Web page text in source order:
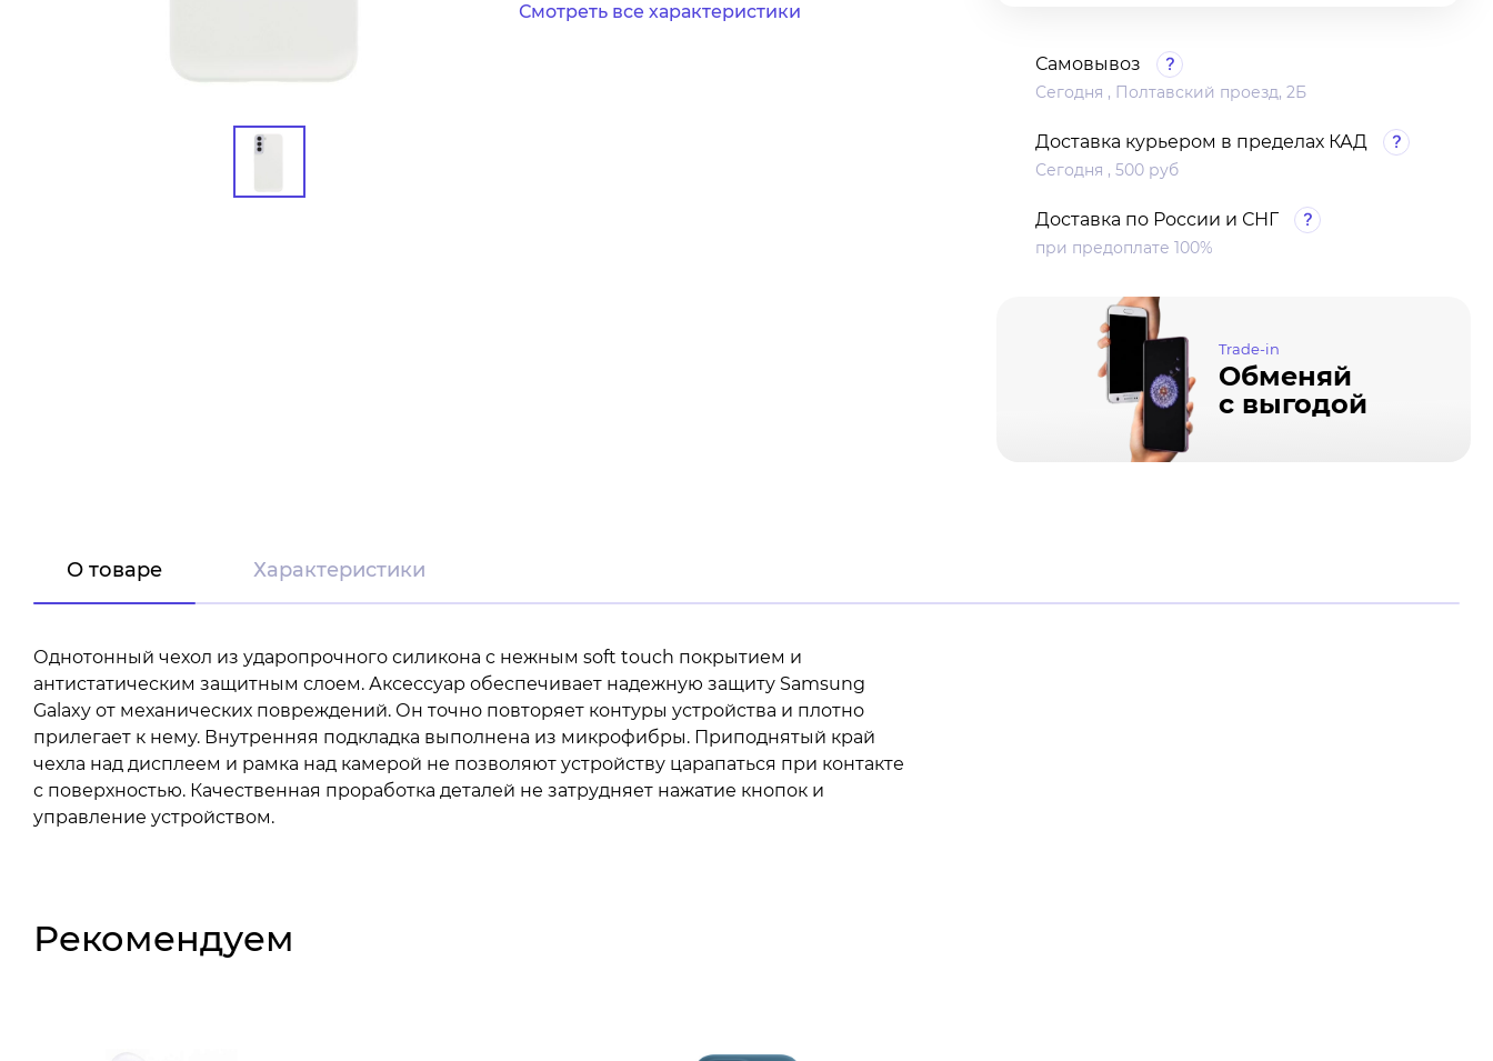
Смотреть все характеристики
Самовывоз
Сегодня , Полтавский проезд, 2Б
Доставка курьером в пределах КАД
Сегодня , 500 руб
Доставка по России и СНГ
при предоплате 100%
Trade-in
Обменяй
с выгодой
О товаре Характеристики
Однотонный чехол из ударопрочного силикона c нежным soft touch покрытием и
антистатическим защитным слоем. Аксессуар обеспечивает надежную защиту Samsung
Galaxy от механических повреждений. Он точно повторяет контуры устройства и плотно
прилегает к нему. Внутренняя подкладка выполнена из микрофибры. Приподнятый край
чехла над дисплеем и рамка над камерой не позволяют устройству царапаться при контакте
с поверхностью. Качественная проработка деталей не затрудняет нажатие кнопок и
управление устройством.
Рекомендуем